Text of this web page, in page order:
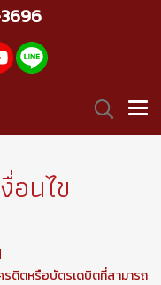
อนไข
รดิตหรือบัตรเดบิตที่สามารถ